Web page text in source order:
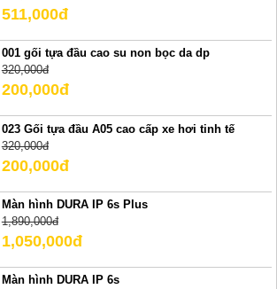
511,000đ
001 gối tựa đầu cao su non bọc da dp
320,000đ
200,000đ
023 Gối tựa đầu A05 cao cấp xe hơi tinh tế
320,000đ
200,000đ
Màn hình DURA IP 6s Plus
1,890,000đ
1,050,000đ
Màn hình DURA IP 6s